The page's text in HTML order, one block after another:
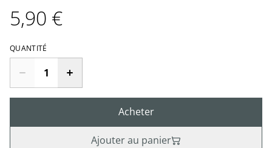
5,90 €
QUANTITÉ
Acheter
Ajouter au panier